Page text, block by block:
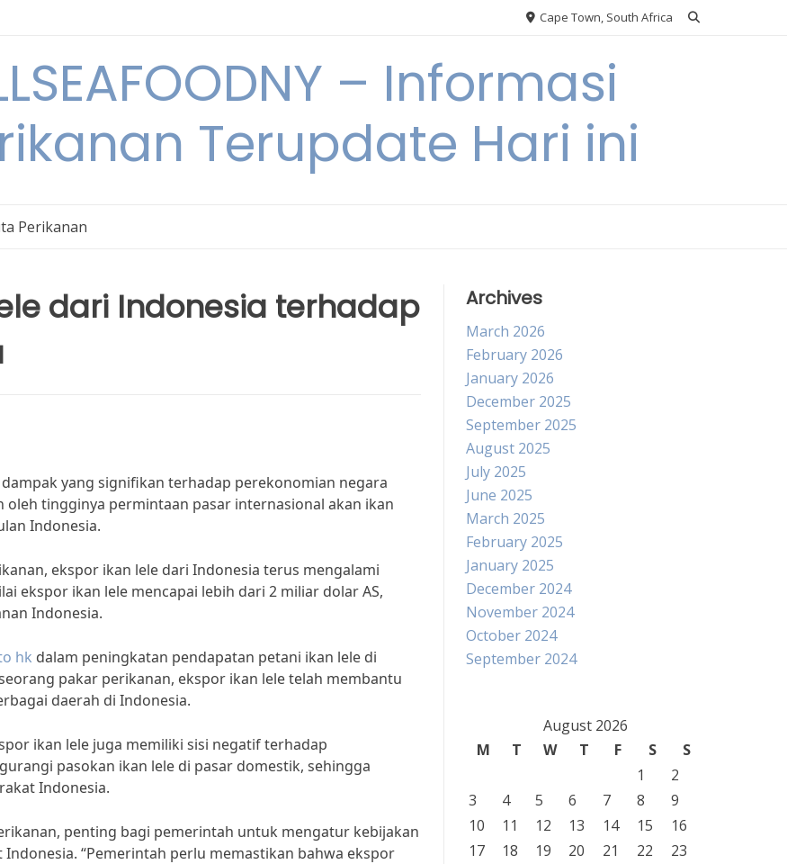
Cape Town, South Africa
– Informasi
Terupdate Hari ini
Perikanan
dari Indonesia terhadap
yang signifikan terhadap perekonomian negara
tingginya permintaan pasar internasional akan ikan
Indonesia.
ekspor ikan lele dari Indonesia terus mengalami
ekspor ikan lele mencapai lebih dari 2 miliar dolar AS,
Indonesia.
hk dalam peningkatan pendapatan petani ikan lele di
pakar perikanan, ekspor ikan lele telah membantu
daerah di Indonesia.
ikan lele juga memiliki sisi negatif terhadap
pasokan ikan lele di pasar domestik, sehingga
Indonesia.
penting bagi pemerintah untuk mengatur kebijakan
“Pemerintah perlu memastikan bahwa ekspor
Archives
March 2026
February 2026
January 2026
December 2025
September 2025
August 2025
July 2025
June 2025
March 2025
February 2025
January 2025
December 2024
November 2024
October 2024
September 2024
August 2026
M
T W T F S
S
1
2
3
4 5 6 7 8
9
10
11 12 13 14 15
16
17
18 19 20 21 22
23